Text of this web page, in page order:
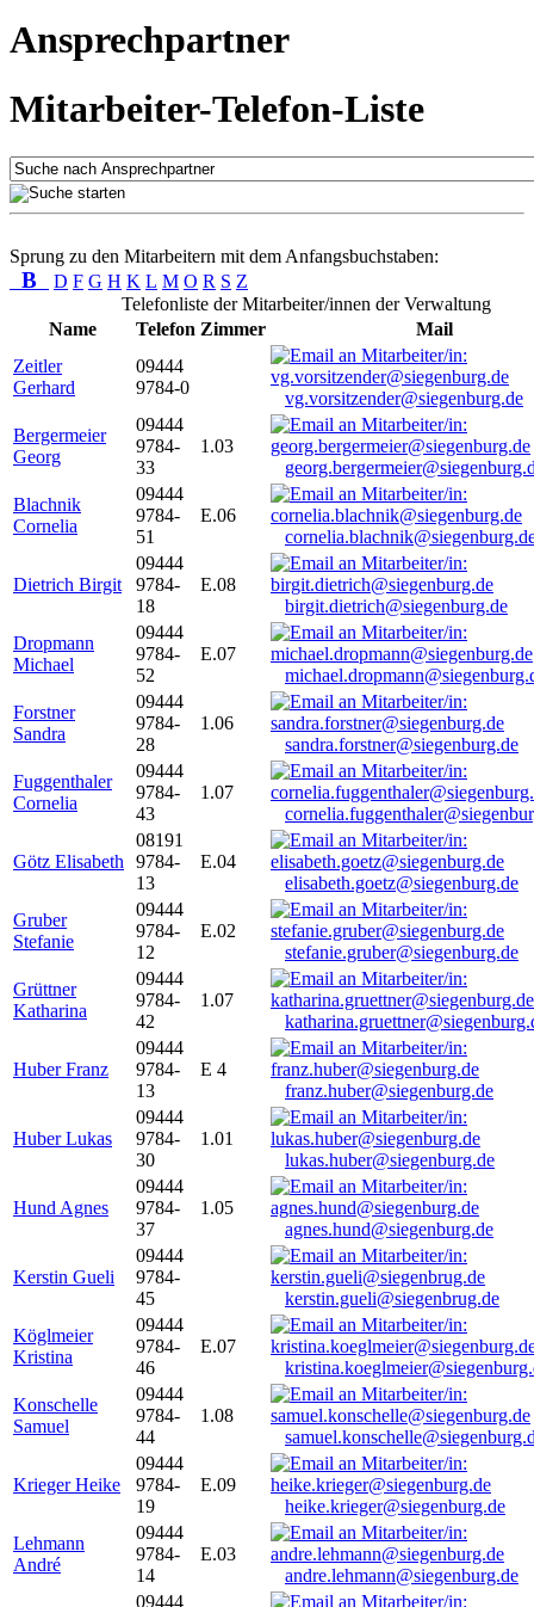
Ansprechpartner
Mitarbeiter-Telefon-Liste
Sprung zu den Mitarbeitern mit dem Anfangsbuchstaben:
B D F G H K L M O R S Z
Telefonliste der Mitarbeiter/innen der Verwaltung
Name
Telefon Zimmer
Mail
Zeitler
Gerhard
09444
9784-0
vg.vorsitzender@siegenburg.de
Bergermeier
Georg
09444
9784-
33
1.03
Blachnik
Cornelia
09444
9784-
51
E.06
Dietrich Birgit
09444
9784-
18
E.08
birgit.dietrich@siegenburg.de
Dropmann
Michael
09444
9784-
52
E.07
Forstner
Sandra
09444
9784-
28
1.06
sandra.forstner@siegenburg.de
Fuggenthaler
Cornelia
09444
9784-
43
1.07
Götz Elisabeth
08191
9784-
13
E.04
elisabeth.goetz@siegenburg.de
Gruber
Stefanie
09444
9784-
12
E.02
stefanie.gruber@siegenburg.de
Grüttner
Katharina
09444
9784-
42
1.07
Huber Franz
09444
9784-
13
E 4
franz.huber@siegenburg.de
Huber Lukas
09444
9784-
30
1.01
lukas.huber@siegenburg.de
Hund Agnes
09444
9784-
37
1.05
agnes.hund@siegenburg.de
Kerstin Gueli
09444
9784-
45
kerstin.gueli@siegenbrug.de
Köglmeier
Kristina
09444
9784-
46
E.07
Konschelle
Samuel
09444
9784-
44
1.08
Krieger Heike
09444
9784-
19
E.09
heike.krieger@siegenburg.de
Lehmann
André
09444
9784-
14
E.03
andre.lehmann@siegenburg.de
09444